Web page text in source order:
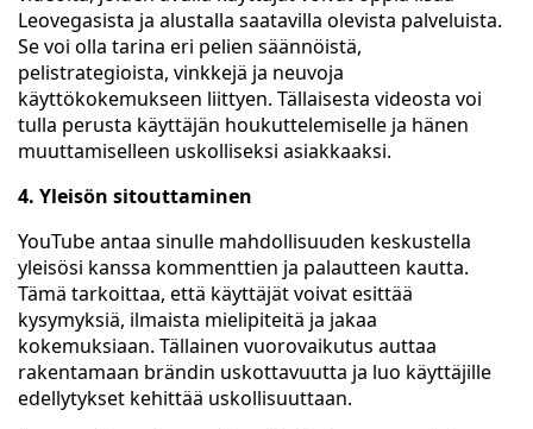
Leovegasista ja alustalla saatavilla olevista palveluista.
Se voi olla tarina eri pelien säännöistä,
pelistrategioista, vinkkejä ja neuvoja
käyttökokemukseen liittyen. Tällaisesta videosta voi
tulla perusta käyttäjän houkuttelemiselle ja hänen
muuttamiselleen uskolliseksi asiakkaaksi.
4. Yleisön sitouttaminen
YouTube antaa sinulle mahdollisuuden keskustella
yleisösi kanssa kommenttien ja palautteen kautta.
Tämä tarkoittaa, että käyttäjät voivat esittää
kysymyksiä, ilmaista mielipiteitä ja jakaa
kokemuksiaan. Tällainen vuorovaikutus auttaa
rakentamaan brändin uskottavuutta ja luo käyttäjille
edellytykset kehittää uskollisuuttaan.